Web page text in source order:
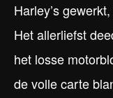
Harley’s
Het allerliefst
het losse
de volle carte